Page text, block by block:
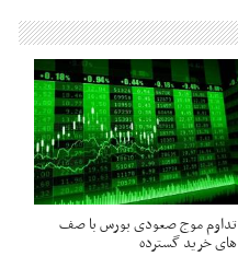
تداوم موج صعودی بورس با صف
های خرید گسترده